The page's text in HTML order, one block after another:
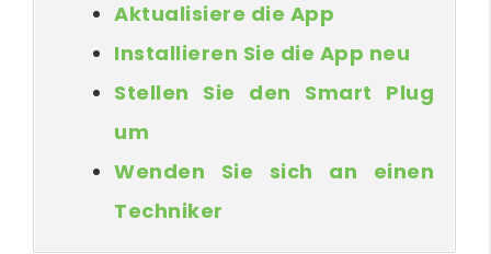
Aktualisiere die App
Installieren Sie die App neu
Stellen Sie den Smart Plug
um
Wenden Sie sich an einen
Techniker